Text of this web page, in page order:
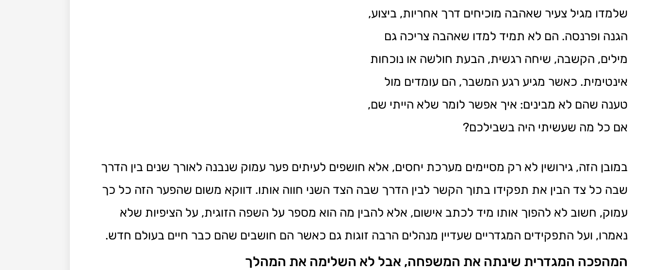
שלמדו מגיל צעיר שאהבה מוכיחים דרך אחריות, ביצוע,
הגנה ופרנסה. הם לא תמיד למדו שאהבה צריכה גם
מילים, הקשבה, שיחה רגשית, הבעת חולשה או נוכחות
אינטימית. כאשר מגיע רגע המשבר, הם עומדים מול
טענה שהם לא מבינים: איך אפשר לומר שלא הייתי שם,
אם כל מה שעשיתי היה בשבילכם?
במובן הזה, גירושין לא רק מסיימים מערכת יחסים, אלא חושפים לעיתים פער עמוק שנבנה לאורך שנים בין הדרך
שבה כל צד הבין את תפקידו בתוך הקשר לבין הדרך שבה הצד השני חווה אותו. דווקא משום שהפער הזה כל כך
עמוק, חשוב לא להפוך אותו מיד לכתב אישום, אלא להבין מה הוא מספר על השפה הזוגית, על הציפיות שלא
נאמרו, ועל התפקידים המגדריים שעדיין מנהלים הרבה זוגות גם כאשר הם חושבים שהם כבר חיים בעולם חדש.
המהפכה המגדרית שינתה את המשפחה, אבל לא השלימה את המהלך